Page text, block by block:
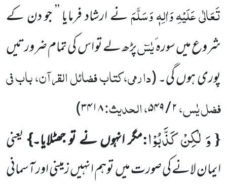
تَعَالٰی عَلَیْہِ وَاٰلِہٖ وَسَلَّمَنے ارشاد فرمایا ’’ جو دن کے
شروع میں سورہ ٔیٰسٓپڑھ لے تو اس کی تمام ضرورتیں
پوری ہوں گی۔(دارمی،کتاب فضائل القرآن، باب فی
فضل یٰس،۲/۵۴۹، الحدیث:۳۴۱۸)
{وَ لٰكِنْ كَذَّبُوْا:مگر انہوں نے تو جھٹلایا۔}یعنی
ایمان لانے کی صورت میں توہم انہیں زمینی اور آسمانی